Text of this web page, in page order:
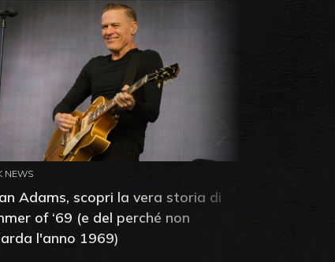
NEWS
Adams, scopri la vera storia di
of ‘69 (e del perché non
l'anno 1969)